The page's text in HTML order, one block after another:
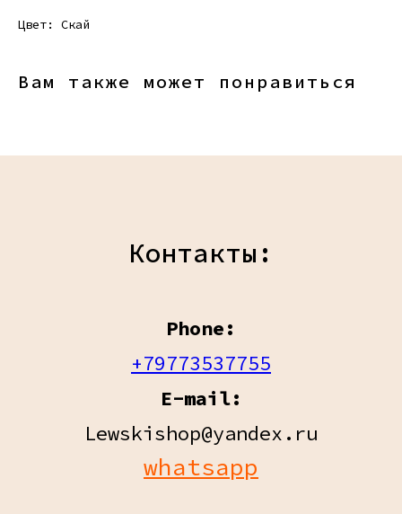
Цвет: Скай
Вам также может понравиться
Контакты:
Phone:
+79773537755
E-mail:
Lewskishop@yandex.ru
whatsapp